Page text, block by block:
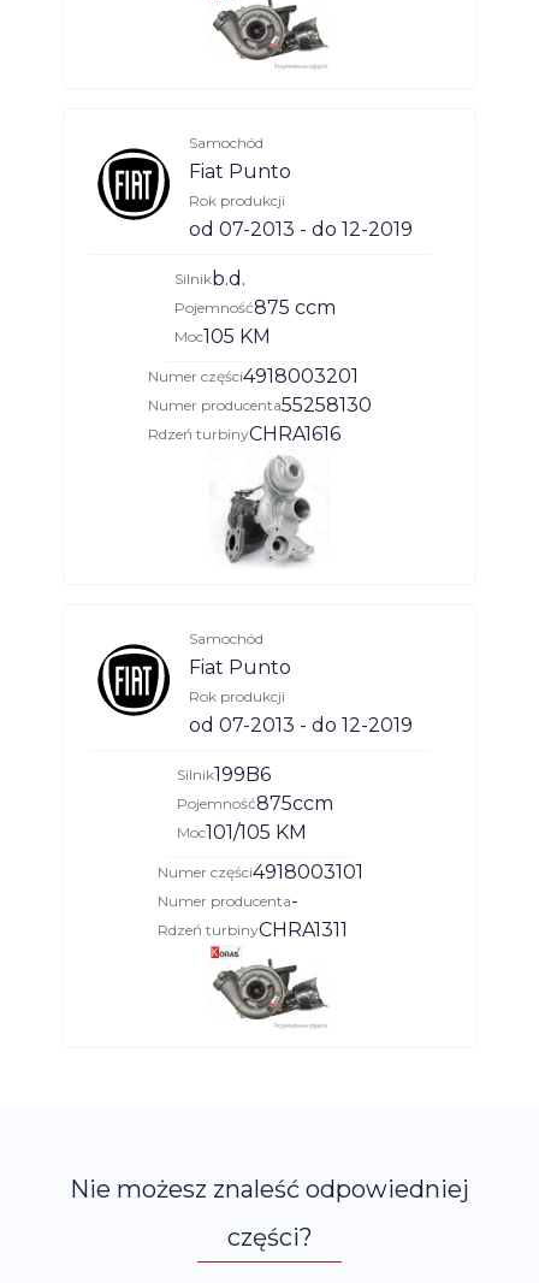
Samochód
Fiat Punto
Rok produkcji
od 07-2013 - do 12-2019
Silnikb.d.
Pojemność875 ccm
Moc105 KM
Numer części4918003201
Numer producenta55258130
Rdzeń turbinyCHRA1616
Samochód
Fiat Punto
Rok produkcji
od 07-2013 - do 12-2019
Silnik199B6
Pojemność875ccm
Moc101/105 KM
Numer części4918003101
Numer producenta-
Rdzeń turbinyCHRA1311
Nie możesz znaleść odpowiedniej
części?